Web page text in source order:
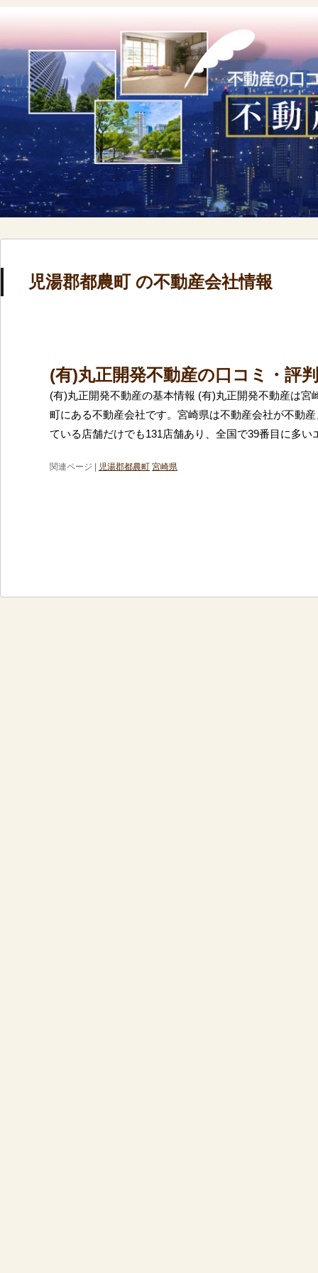
児湯郡都農町 の不動産会社情報
(有)丸正開発不動産の口コミ・評
(有)丸正開発不動産の基本情報 (有)丸正開発不動産は宮
町にある不動産会社です。宮崎県は不動産会社が不動
ている店舗だけでも131店舗あり、全国で39番目に多い
関連ページ | 児湯郡都農町 宮崎県